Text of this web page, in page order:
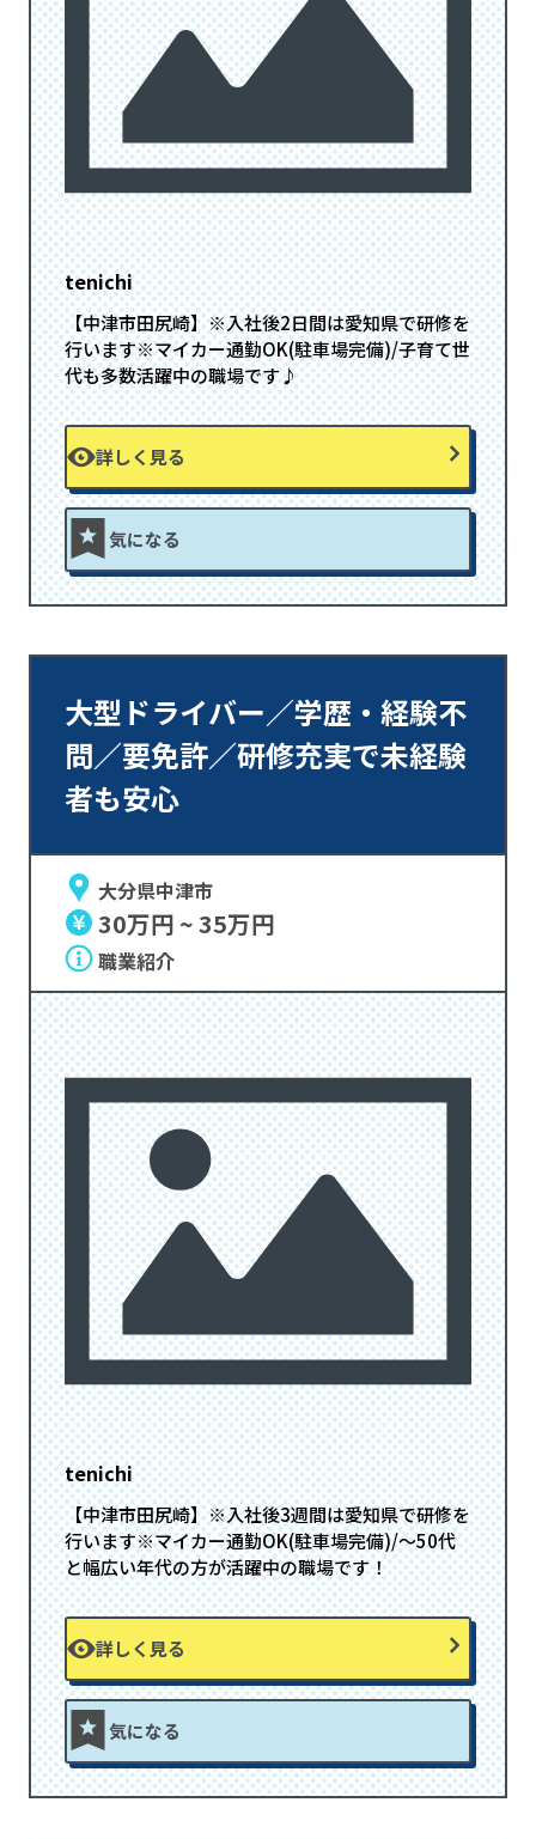
tenichi
【中津市田尻崎】※入社後2日間は愛知県で研修を
行います※マイカー通勤OK(駐車場完備)/子育て世
代も多数活躍中の職場です♪
詳しく見る
気になる
大型ドライバー／学歴・経験不
問／要免許／研修充実で未経験
者も安心
大分県中津市
30万円 ~ 35万円
職業紹介
tenichi
【中津市田尻崎】※入社後3週間は愛知県で研修を
行います※マイカー通勤OK(駐車場完備)/～50代
と幅広い年代の方が活躍中の職場です！
詳しく見る
気になる